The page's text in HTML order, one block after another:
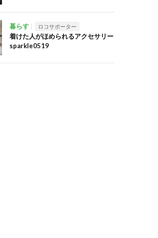
暮らす ロコサポーター
着けた人がほめられるアクセサリー
sparkle0519